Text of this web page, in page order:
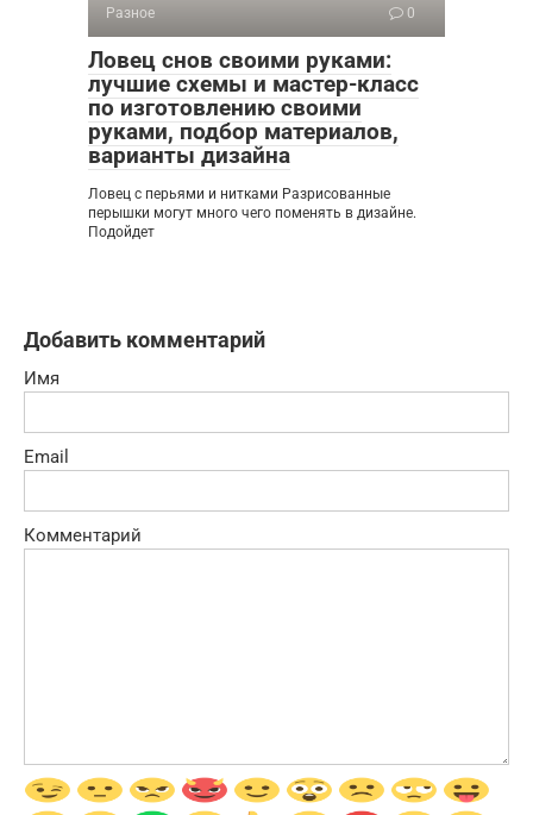
Разное 0
Ловец снов своими руками:
лучшие схемы и мастер-класс
по изготовлению своими
руками, подбор материалов,
варианты дизайна
Ловец с перьями и нитками Разрисованные
перышки могут много чего поменять в дизайне.
Подойдет
Добавить комментарий
Имя
Email
Комментарий